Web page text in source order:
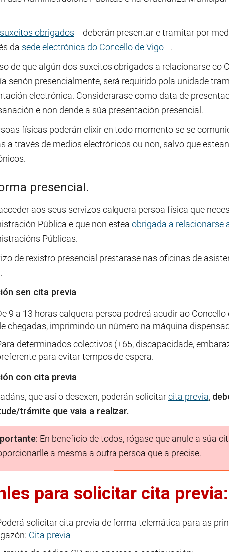
suxeitos obrigados
deberán presentar e tramitar por
da sede electrónica do Concello de Vigo
.
de que algún dos suxeitos obrigados a relacionarse co
senón presencialmente, será requirido pola unidade
electrónica. Considerarase como data de
e non dende a súa presentación presencial.
físicas poderán elixir en todo momento se se
a través de medios electrónicos ou non, salvo que
presencial.
aos seus servizos calquera persoa física que
Pública e que non estea obrigada a relacionarse
Públicas.
de rexistro presencial prestarase nas oficinas de
.
sen cita previa
9 a 13 horas calquera persoa podreá acudir ao
chegadas, imprimindo un número na máquina
determinados colectivos (+65, discapacidade,
para evitar tempos de espera.
con cita previa
que así o desexen, poderán solicitarcita previa,
trámite que vaia a realizar.
: En beneficio de todos, rógase que anule a súa
a mesma a outra persoa que a precise.
para solicitar cita previa:
solicitar cita previa de forma telemática para as
Cita previa